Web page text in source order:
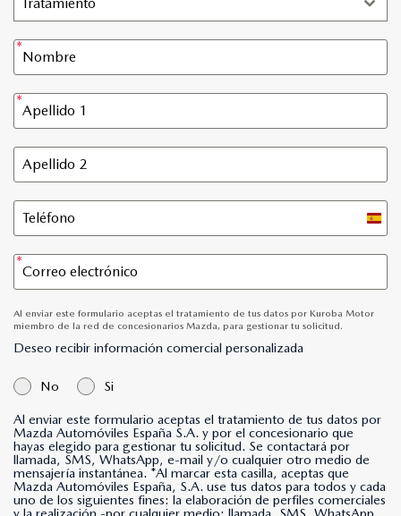
Tratamiento
Spain
+34
Al enviar este formulario aceptas el tratamiento de tus datos por Kuroba Motor
miembro de la red de concesionarios Mazda, para gestionar tu solicitud.
Deseo recibir información comercial personalizada
No Si
Al enviar este formulario aceptas el tratamiento de tus datos por
Mazda Automóviles España S.A. y por el concesionario que
hayas elegido para gestionar tu solicitud. Se contactará por
llamada, SMS, WhatsApp, e-mail y/o cualquier otro medio de
mensajería instantánea. *Al marcar esta casilla, aceptas que
Mazda Automóviles España, S.A. use tus datos para todos y cada
uno de los siguientes fines: la elaboración de perfiles comerciales